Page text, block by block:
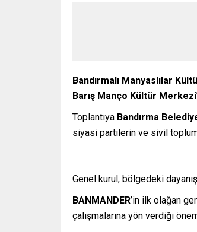
Bandırmalı Manyaslılar
Barış Manço Kültür Merkezi
Toplantıya Bandırma
siyasi partilerin ve sivil toplum
Genel kurul, bölgedeki
BANMANDER’in ilk olağan
çalışmalarına yön verdiği